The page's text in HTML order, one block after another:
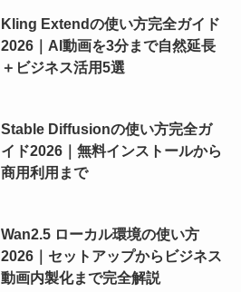
Kling Extendの使い方完全ガイド
2026｜AI動画を3分まで自然延長
＋ビジネス活用5選
Stable Diffusionの使い方完全ガ
イド2026｜無料インストールから
商用利用まで
Wan2.5 ローカル環境の使い方
2026｜セットアップからビジネス
動画内製化まで完全解説